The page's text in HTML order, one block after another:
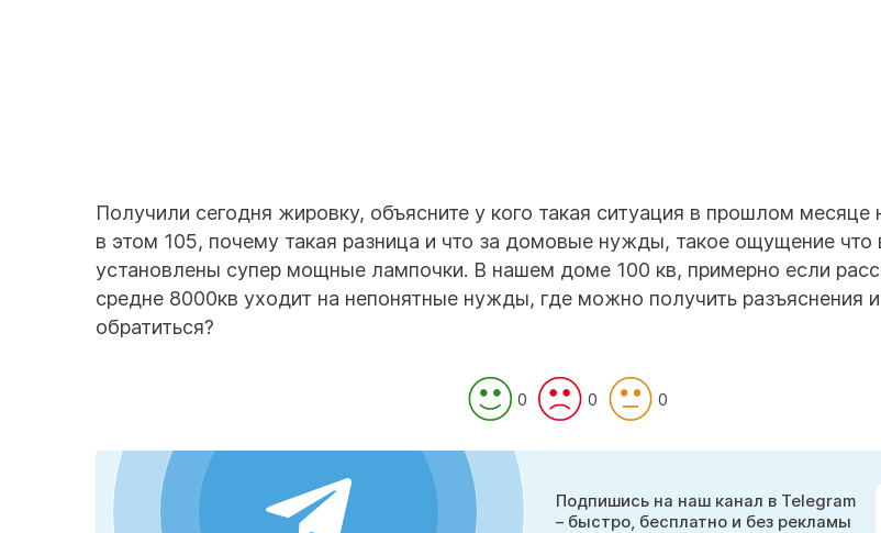
Получили сегодня жировку, объясните у кого такая ситуация в прошлом месяце
в этом 105, почему такая разница и что за домовые нужды, такое ощущение
установлены супер мощные лампочки. В нашем доме 100 кв, примерно если
средне 8000кв уходит на непонятные нужды, где можно получить разъяснения
обратиться?
0 0 0
Подпишись на наш канал в Telegram
– быстро, бесплатно и без рекламы